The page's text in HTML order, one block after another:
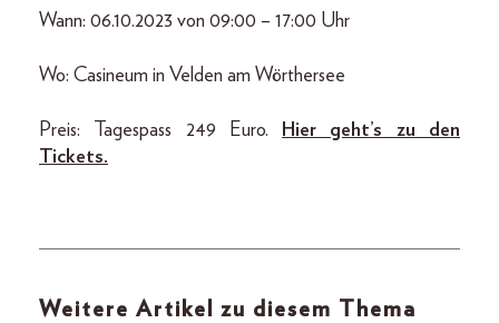
Wann: 06.10.2023 von 09:00 – 17:00 Uhr
Wo: Casineum in Velden am Wörthersee
Preis: Tagespass 249 Euro.
Hier geht’s zu den
Tickets.
Weitere Artikel zu diesem Thema